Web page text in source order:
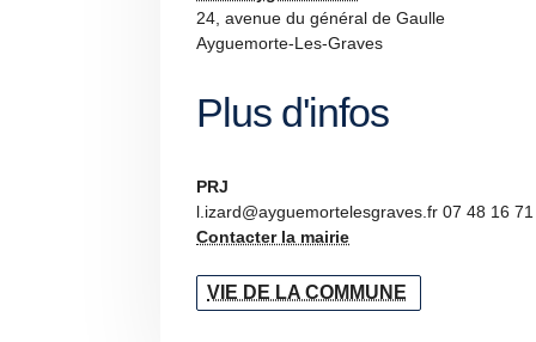
24, avenue du général de Gaulle
Ayguemorte-Les-Graves
Plus d'infos
PRJ
l.izard@ayguemortelesgraves.fr 07 48 16
Contacter la mairie
VIE DE LA COMMUNE